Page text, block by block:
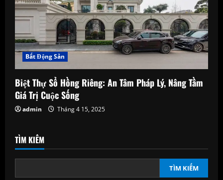
Bất Động Sản
Biệt Thự Sổ Hồng Riêng: An Tâm Pháp Lý, Nâng Tầm
Giá Trị Cuộc Sống
admin Tháng 4 15, 2025
TÌM KIẾM
TÌM KIẾM